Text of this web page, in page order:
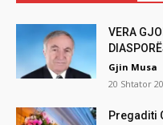
VERA
Gjin Musa
20 Shtator
Pregaditi